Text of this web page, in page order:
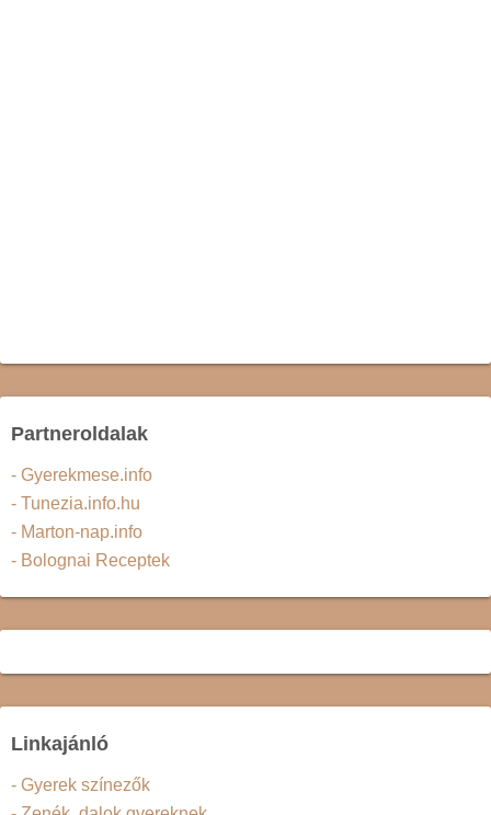
Partneroldalak
- Gyerekmese.info
- Tunezia.info.hu
- Marton-nap.info
- Bolognai Receptek
Linkajánló
- Gyerek színezők